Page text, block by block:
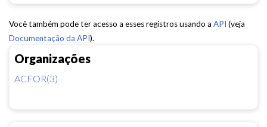
Organizações
ACFOR(3)
Você também pode ter acesso a esses registros usando a API (veja
Documentação da API).